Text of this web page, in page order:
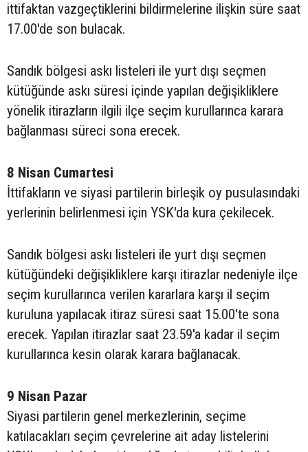
ittifaktan vazgeçtiklerini bildirmelerine ilişkin süre saat
17.00'de son bulacak.
Sandık bölgesi askı listeleri ile yurt dışı seçmen
kütüğünde askı süresi içinde yapılan değişikliklere
yönelik itirazların ilgili ilçe seçim kurullarınca karara
bağlanması süreci sona erecek.
8 Nisan Cumartesi
İttifakların ve siyasi partilerin birleşik oy pusulasındaki
yerlerinin belirlenmesi için YSK'da kura çekilecek.
Sandık bölgesi askı listeleri ile yurt dışı seçmen
kütüğündeki değişikliklere karşı itirazlar nedeniyle ilçe
seçim kurullarınca verilen kararlara karşı il seçim
kuruluna yapılacak itiraz süresi saat 15.00'te sona
erecek. Yapılan itirazlar saat 23.59'a kadar il seçim
kurullarınca kesin olarak karara bağlanacak.
9 Nisan Pazar
Siyasi partilerin genel merkezlerinin, seçime
katılacakları seçim çevrelerine ait aday listelerini